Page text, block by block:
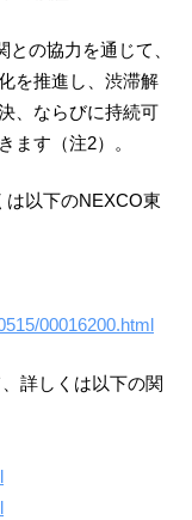
の協力を通じて、
を推進し、渋滞解
、ならびに持続可
ます（注2）。
は以下のNEXCO東
00016200.html
詳しくは以下の関